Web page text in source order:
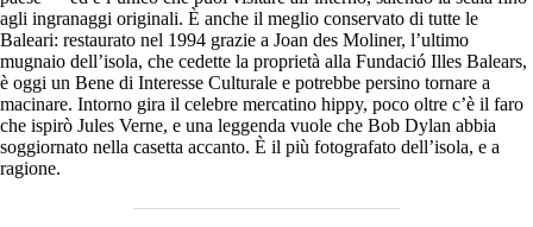
agli ingranaggi originali. È anche il meglio conservato di tutte le
Baleari: restaurato nel 1994 grazie a Joan des Moliner, l’ultimo
mugnaio dell’isola, che cedette la proprietà alla Fundació Illes Balears,
è oggi un Bene di Interesse Culturale e potrebbe persino tornare a
macinare. Intorno gira il celebre mercatino hippy, poco oltre c’è il faro
che ispirò Jules Verne, e una leggenda vuole che Bob Dylan abbia
soggiornato nella casetta accanto. È il più fotografato dell’isola, e a
ragione.